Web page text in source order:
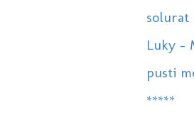
Luky -
pusti
*****